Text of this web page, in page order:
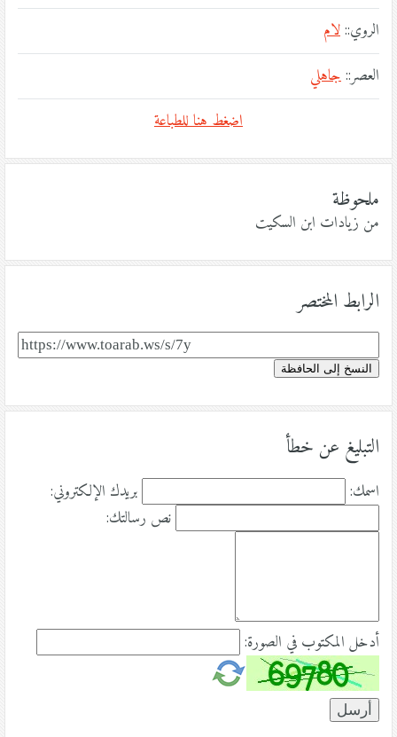
الروي::لام
العصر::جاهلي
اضغط هنا للطباعة
ملحوظة
من زيادات ابن السكيت
الرابط المختصر
النسخ إلى الحافظة
التبليغ عن خطأ
اسمك:
بريدك الإلكتروني:
نص رسالتك:
أدخل المكتوب في الصورة: